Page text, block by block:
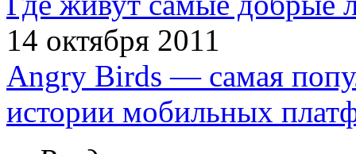
14 октября 2011
Angry Birds — самая
истории мобильных